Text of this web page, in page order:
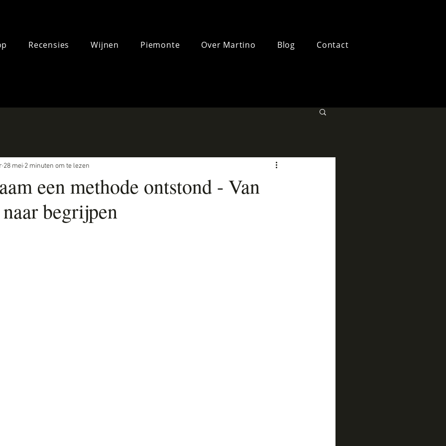
Recensies Wijnen Piemonte Over Martino Blog Contact
een methode ontstond - Van
naar begrijpen
28 mei 2 minuten om te lezen
uit 5 sterren.